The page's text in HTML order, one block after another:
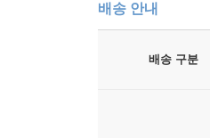
배송 안내
배송 구분